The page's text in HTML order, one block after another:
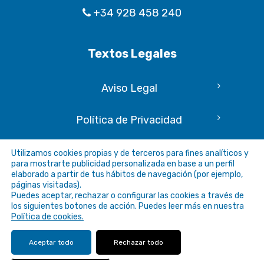
+34 928 458 240
Textos Legales
Aviso Legal
Política de Privacidad
Política de Cookies
Universidad de Las Palmas de Gran
Utilizamos cookies propias y de terceros para fines analíticos y
para mostrarte publicidad personalizada en base a un perfil
elaborado a partir de tus hábitos de navegación (por ejemplo,
páginas visitadas).
Puedes aceptar, rechazar o configurar las cookies a través de
los siguientes botones de acción. Puedes leer más en nuestra
Política de cookies.
Aceptar todo Rechazar todo